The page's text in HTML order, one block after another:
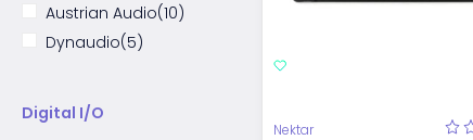
Austrian Audio(10)
Dynaudio(5)
Digital I/O
Nektar